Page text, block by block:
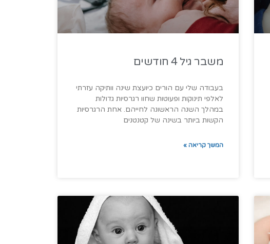
משבר גיל 4 חודשים
בעבודה שלי עם הורים כיועצת שינה וותיקה עזרתי
לאלפי תינוקות ופעוטות שחוו רגרסיות גדולות
במהלך השנה הראשונה לחייהם. אחת הרגרסיות
הקשות ביותר בשינה של קטנטנים
המשך קריאה »